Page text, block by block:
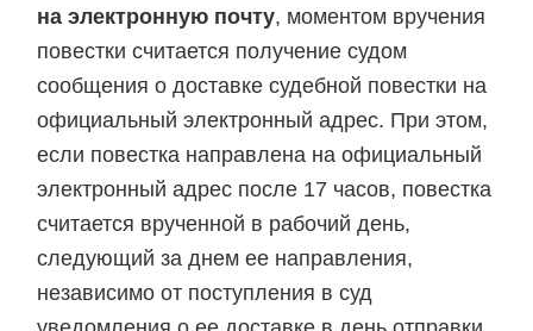
на электронную почту, моментом вручения
повестки считается получение судом
сообщения о доставке судебной повестки на
официальный электронный адрес. При этом,
если повестка направлена на официальный
электронный адрес после 17 часов, повестка
считается врученной в рабочий день,
следующий за днем ее направления,
независимо от поступления в суд